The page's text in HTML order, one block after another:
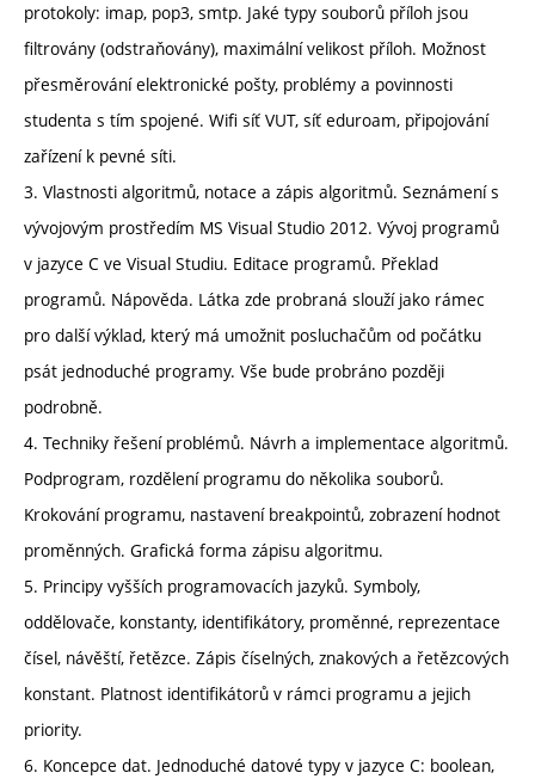
protokoly: imap, pop3, smtp. Jaké typy souborů příloh jsou
filtrovány (odstraňovány), maximální velikost příloh. Možnost
přesměrování elektronické pošty, problémy a povinnosti
studenta s tím spojené. Wifi síť VUT, síť eduroam, připojování
zařízení k pevné síti.
3. Vlastnosti algoritmů, notace a zápis algoritmů. Seznámení s
vývojovým prostředím MS Visual Studio 2012. Vývoj programů
v jazyce C ve Visual Studiu. Editace programů. Překlad
programů. Nápověda. Látka zde probraná slouží jako rámec
pro další výklad, který má umožnit posluchačům od počátku
psát jednoduché programy. Vše bude probráno později
podrobně.
4. Techniky řešení problémů. Návrh a implementace algoritmů.
Podprogram, rozdělení programu do několika souborů.
Krokování programu, nastavení breakpointů, zobrazení hodnot
proměnných. Grafická forma zápisu algoritmu.
5. Principy vyšších programovacích jazyků. Symboly,
oddělovače, konstanty, identifikátory, proměnné, reprezentace
čísel, návěští, řetězce. Zápis číselných, znakových a řetězcových
konstant. Platnost identifikátorů v rámci programu a jejich
priority.
6. Koncepce dat. Jednoduché datové typy v jazyce C: boolean,